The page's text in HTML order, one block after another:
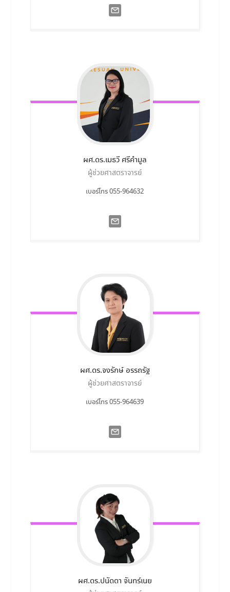
ผศ.ดร.เมธวี ศรีคำมูล
ผู้ช่วยศาสตราจารย์
เบอร์โทร 055-964632
ผศ.ดร.จงรักษ์ อรรถรัฐ
ผู้ช่วยศาสตราจารย์
เบอร์โทร 055-964639
ผศ.ดร.ปนัดดา จันทร์เนย